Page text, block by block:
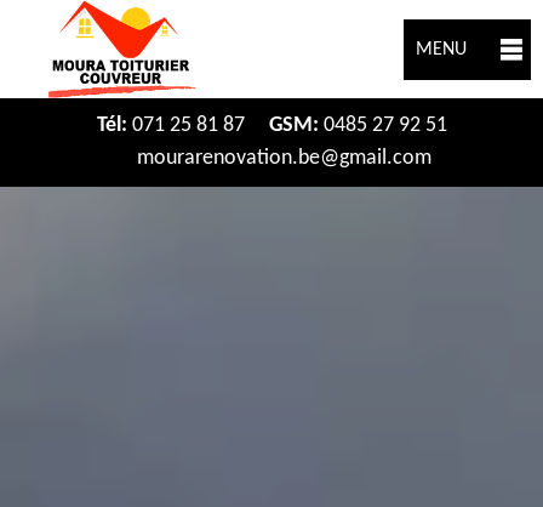
MENU
Tél: 071 25 81 87 GSM: 0485 27 92 51
mourarenovation.be@gmail.com